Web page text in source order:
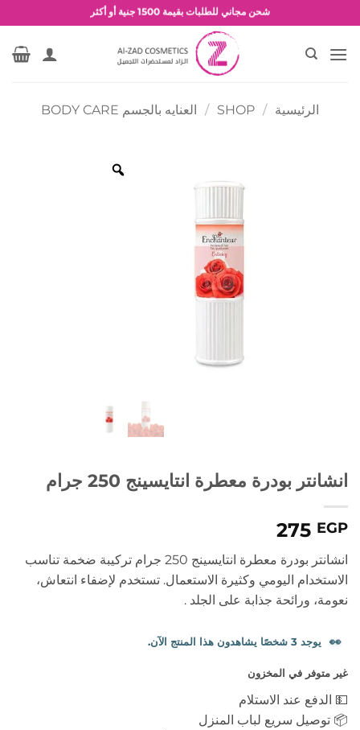
للمحتوى
شحن مجاني للطلبات بقيمة 1500 جنية أو أكثر
عروض وخصومات حصرية
الرئيسية /
SHOP
/ العنايه بالجسم BODY CARE
انشانتر بودرة معطرة انتايسينج 250 جرام
275 EGP
انشانتر بودرة معطرة انتايسينج 250 جرام تركيبة ضخمة تناسب
الاستخدام اليومي وكثيرة الاستعمال. تستخدم لإضفاء انتعاش،
نعومة، ورائحة جذابة على الجلد .
👀 يوجد 3 شخصًا يشاهدون هذا المنتج الآن.
غير متوفر في المخزون
💵 الدفع عند الاستلام
📦 توصيل سريع لباب المنزل